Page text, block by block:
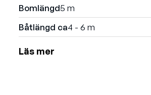
Bomlängd5 m
Båtlängd ca4 - 6 m
Läs mer